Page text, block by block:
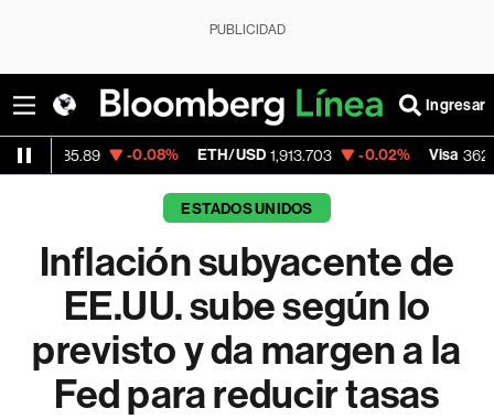
PUBLICIDAD
Ingresar
-0.08% ETH/USD 1,913.703 -0.02% Visa 362.50 -
ESTADOS UNIDOS
Inflación subyacente de
EE.UU. sube según lo
previsto y da margen a la
Fed para reducir tasas